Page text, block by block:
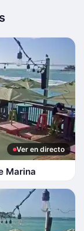
Ver en directo
Marina